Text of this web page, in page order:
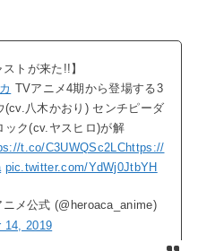
ストが来た!!】
TVアニメ4期から登場する3
(cv.八木かおり) センチピーダ
ック(cv.ヤスヒロ)が解
t.co/C3UWQSc2LChttps://
pic.twitter.com/YdWj0JtbYH
メ公式 (@heroaca_anime)
14, 2019